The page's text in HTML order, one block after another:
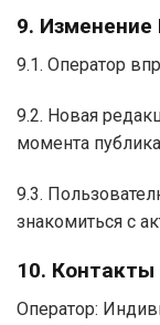
9. Изменение
9.1. Оператор
9.2. Новая
момента
9.3.
знакомиться с
10.
Оператор: